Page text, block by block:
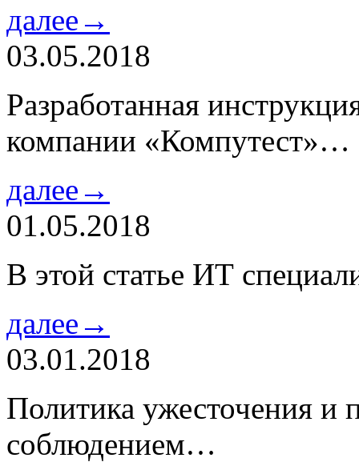
далее→
03.05.2018
Разработанная
компании «Компутест»…
далее→
01.05.2018
В этой статье ИТ
далее→
03.01.2018
Политика ужесточения и
соблюдением…